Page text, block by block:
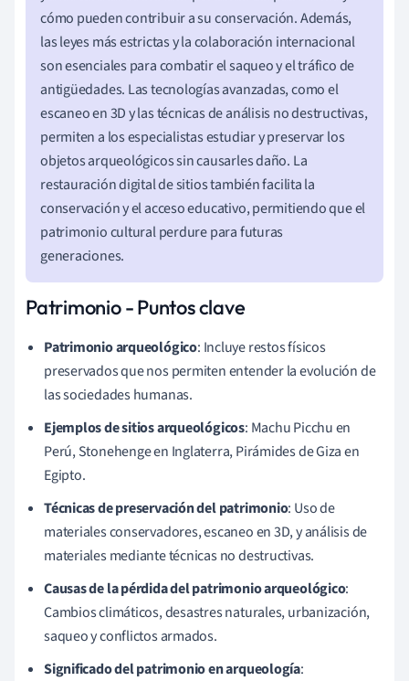
cómo pueden contribuir a su conservación. Además,
las leyes más estrictas y la colaboración internacional
son esenciales para combatir el saqueo y el tráfico de
antigüedades. Las tecnologías avanzadas, como el
escaneo en 3D y las técnicas de análisis no destructivas,
permiten a los especialistas estudiar y preservar los
objetos arqueológicos sin causarles daño. La
restauración digital de sitios también facilita la
conservación y el acceso educativo, permitiendo que el
patrimonio cultural perdure para futuras
generaciones.
Patrimonio - Puntos clave
Patrimonio arqueológico: Incluye restos físicos
preservados que nos permiten entender la evolución de
las sociedades humanas.
Ejemplos de sitios arqueológicos: Machu Picchu en
Perú, Stonehenge en Inglaterra, Pirámides de Giza en
Egipto.
Técnicas de preservación del patrimonio: Uso de
materiales conservadores, escaneo en 3D, y análisis de
materiales mediante técnicas no destructivas.
Causas de la pérdida del patrimonio arqueológico:
Cambios climáticos, desastres naturales, urbanización,
saqueo y conflictos armados.
Significado del patrimonio en arqueología: